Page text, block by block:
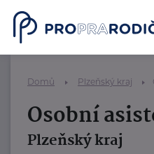
Domů Plzeňský kraj
Osobní
Plzeňský kraj